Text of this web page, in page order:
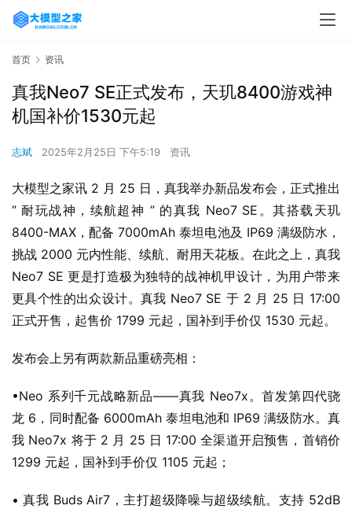
首页 资讯
真我Neo7 SE正式发布，天玑8400游戏神
机国补价1530元起
志斌 2025年2月25日 下午5:19 资讯
大模型之家讯 2 月 25 日，真我举办新品发布会，正式推出
” 耐玩战神，续航超神 ” 的真我 Neo7 SE。其搭载天玑
8400-MAX，配备 7000mAh 泰坦电池及 IP69 满级防水，
挑战 2000 元内性能、续航、耐用天花板。在此之上，真我
Neo7 SE 更是打造极为独特的战神机甲设计，为用户带来
更具个性的出众设计。真我 Neo7 SE 于 2 月 25 日 17:00
正式开售，起售价 1799 元起，国补到手价仅 1530 元起。
发布会上另有两款新品重磅亮相：
•Neo 系列千元战略新品——真我 Neo7x。首发第四代骁
龙 6，同时配备 6000mAh 泰坦电池和 IP69 满级防水。真
我 Neo7x 将于 2 月 25 日 17:00 全渠道开启预售，首销价
1299 元起，国补到手价仅 1105 元起；
• 真我 Buds Air7，主打超级降噪与超级续航。支持 52dB